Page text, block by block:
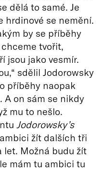
dělá to samé. Je
hrdinové se nemění.
by se příběhy
tvořit,
jsou jako vesmír.
sdělil Jodorowsky
příběhy naopak
A on sám se nikdy
mu to nešlo.
Jodorowsky’s
žít dalších tři
let. Možná budu žít
mám tu ambici tu